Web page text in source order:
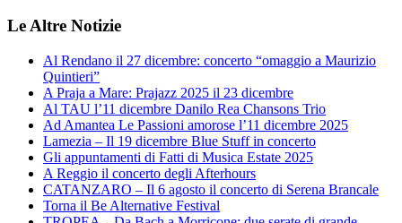
Le Altre Notizie
Al Rendano il 27 dicembre: concerto “omaggio a Maurizio
Quintieri”
A Praja a Mare: Prajazz 2025 il 23 dicembre
Al TAU l’11 dicembre Danilo Rea Chansons Trio
Ad Amantea Le Passioni amorose l’11 dicembre 2025
Lamezia – Il 19 dicembre Blue Stuff in concerto
Gli appuntamenti di Fatti di Musica Estate 2025
A Reggio il concerto degli Afterhours
CATANZARO – Il 6 agosto il concerto di Serena Brancale
Torna il Be Alternative Festival